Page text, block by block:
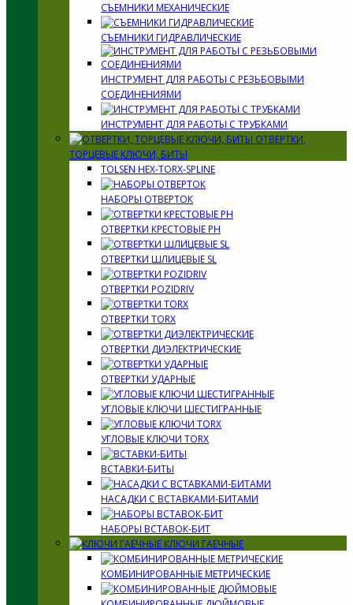
СЪЕМНИКИ МЕХАНИЧЕСКИЕ
СЪЕМНИКИ ГИДРАВЛИЧЕСКИЕ
ИНСТРУМЕНТ ДЛЯ РАБОТЫ С РЕЗЬБОВЫМИ
СОЕДИНЕНИЯМИ
ИНСТРУМЕНТ ДЛЯ РАБОТЫ С ТРУБКАМИ
ОТВЕРТКИ,
ТОРЦЕВЫЕ КЛЮЧИ, БИТЫ
TOLSEN HEX-TORX-SPLINE
НАБОРЫ ОТВЕРТОК
ОТВЕРТКИ КРЕСТОВЫЕ PH
ОТВЕРТКИ ШЛИЦЕВЫЕ SL
ОТВЕРТКИ POZIDRIV
ОТВЕРТКИ TORX
ОТВЕРТКИ ДИЭЛЕКТРИЧЕСКИЕ
ОТВЕРТКИ УДАРНЫЕ
УГЛОВЫЕ КЛЮЧИ ШЕСТИГРАННЫЕ
УГЛОВЫЕ КЛЮЧИ TORX
ВСТАВКИ-БИТЫ
НАСАДКИ С ВСТАВКАМИ-БИТАМИ
НАБОРЫ ВСТАВОК-БИТ
КЛЮЧИ ГАЕЧНЫЕ
КОМБИНИРОВАННЫЕ МЕТРИЧЕСКИЕ